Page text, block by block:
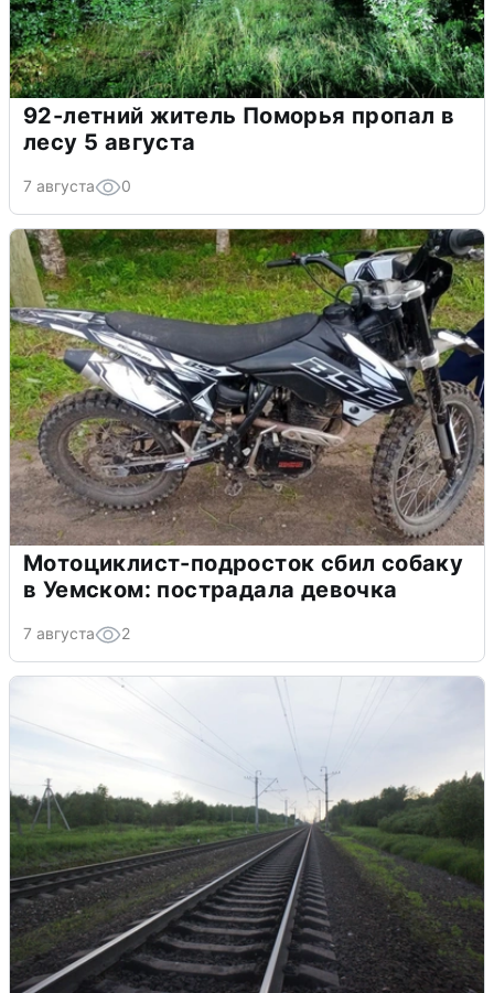
92-летний житель Поморья пропал в
лесу 5 августа
7 августа 0
Мотоциклист-подросток сбил собаку
в Уемском: пострадала девочка
7 августа 2